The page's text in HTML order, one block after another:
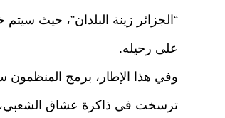
على رحيله.
وفي هذا الإطار، برمج المنظمون
ترسخت في ذاكرة عشاق